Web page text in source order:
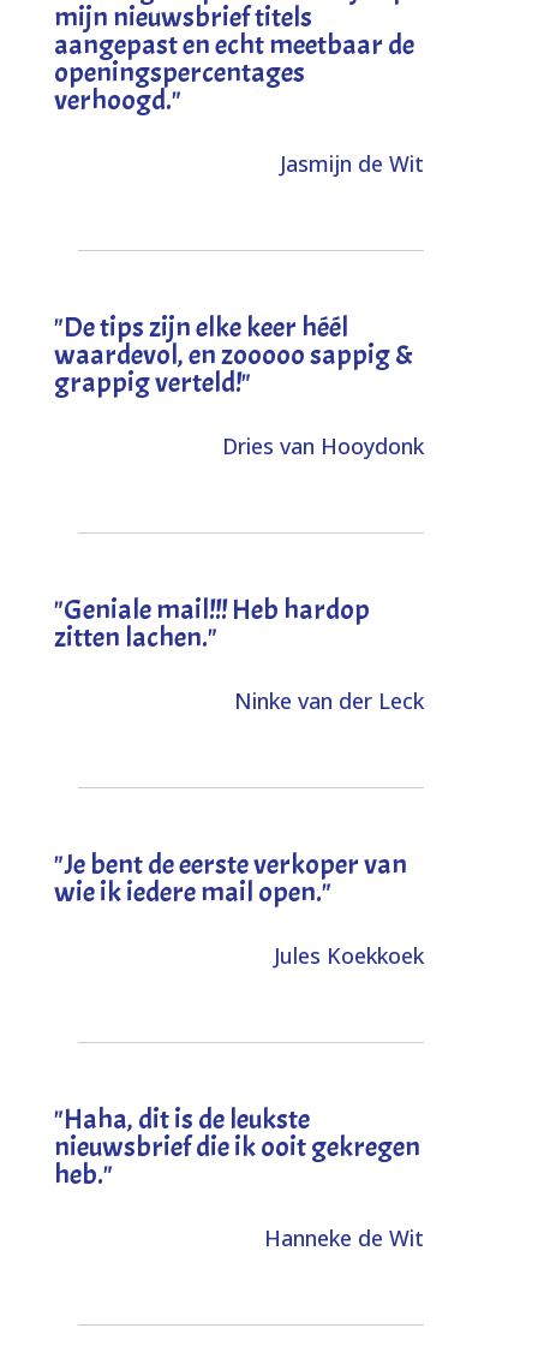
mijn nieuwsbrief titels
aangepast en echt meetbaar de
openingspercentages
verhoogd."
Jasmijn de Wit
"De tips zijn elke keer héél
waardevol, en zooooo sappig &
grappig verteld!"
Dries van Hooydonk
"Geniale mail!!! Heb hardop
zitten lachen."
Ninke van der Leck
"Je bent de eerste verkoper van
wie ik iedere mail open."
Jules Koekkoek
"Haha, dit is de leukste
nieuwsbrief die ik ooit gekregen
heb."
Hanneke de Wit